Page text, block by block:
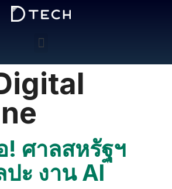
! ศาลสหรัฐฯ
ะ งาน AI